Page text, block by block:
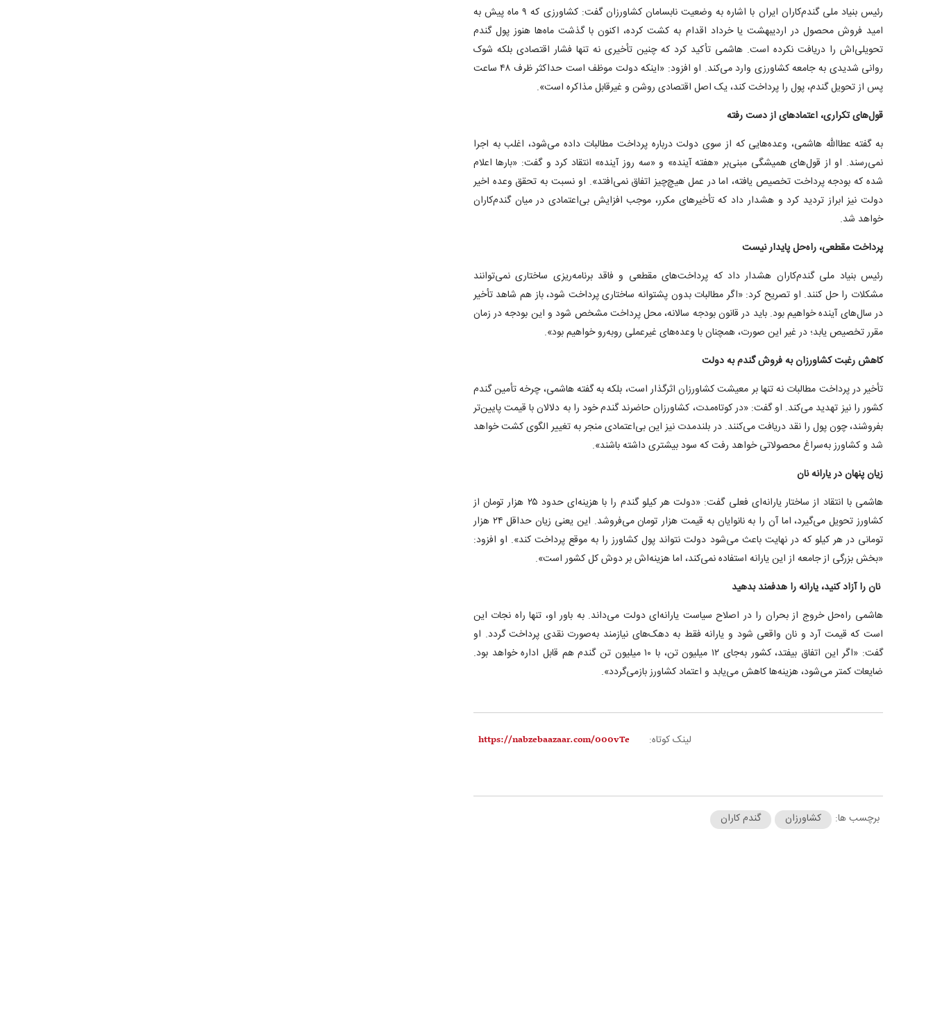
رئیس بنیاد ملی گندم‌کاران ایران با اشاره به وضعیت نابسامان کشاورزان گفت: کشاورزی که ۹ ماه پیش به
امید فروش محصول در اردیبهشت یا خرداد اقدام به کشت کرده، اکنون با گذشت ماه‌ها هنوز پول گندم
تحویلی‌اش را دریافت نکرده است. هاشمی تأکید کرد که چنین تأخیری نه تنها فشار اقتصادی بلکه شوک
روانی شدیدی به جامعه کشاورزی وارد می‌کند. او افزود: «اینکه دولت موظف است حداکثر ظرف ۴۸ ساعت
پس از تحویل گندم، پول را پرداخت کند، یک اصل اقتصادی روشن و غیرقابل مذاکره است».
قول‌های تکراری، اعتماد‌های از دست رفته
به گفته عطاالله هاشمی، وعده‌هایی که از سوی دولت درباره پرداخت مطالبات داده می‌شود، اغلب به اجرا
نمی‌رسند. او از قول‌های همیشگی مبنی‌بر «هفته آینده» و «سه روز آینده» انتقاد کرد و گفت: «بار‌ها اعلام
شده که بودجه پرداخت تخصیص یافته، اما در عمل هیچ‌چیز اتفاق نمی‌افتد». او نسبت به تحقق وعده اخیر
دولت نیز ابراز تردید کرد و هشدار داد که تأخیر‌های مکرر، موجب افزایش بی‌اعتمادی در میان گندم‌کاران
خواهد شد.
پرداخت مقطعی، راه‌حل پایدار نیست
رئیس بنیاد ملی گندم‌کاران هشدار داد که پرداخت‌های مقطعی و فاقد برنامه‌ریزی ساختاری نمی‌توانند
مشکلات را حل کنند. او تصریح کرد: «اگر مطالبات بدون پشتوانه ساختاری پرداخت شود، باز هم شاهد تأخیر
در سال‌های آینده خواهیم بود. باید در قانون بودجه سالانه، محل پرداخت مشخص شود و این بودجه در زمان
مقرر تخصیص یابد؛ در غیر این صورت، همچنان با وعده‌های غیرعملی رو‌به‌رو خواهیم بود».
کاهش رغبت کشاورزان به فروش گندم به دولت
تأخیر در پرداخت مطالبات نه تنها بر معیشت کشاورزان اثرگذار است، بلکه به گفته هاشمی، چرخه تأمین گندم
کشور را نیز تهدید می‌کند. او گفت: «در کوتاه‌مدت، کشاورزان حاضرند گندم خود را به دلالان با قیمت پایین‌تر
بفروشند، چون پول را نقد دریافت می‌کنند. در بلندمدت نیز این بی‌اعتمادی منجر به تغییر الگوی کشت خواهد
شد و کشاورز به‌سراغ محصولاتی خواهد رفت که سود بیشتری داشته باشند».
زیان پنهان در یارانه نان
هاشمی با انتقاد از ساختار یارانه‌ای فعلی گفت: «دولت هر کیلو گندم را با هزینه‌ای حدود ۲۵ هزار تومان از
کشاورز تحویل می‌گیرد، اما آن را به نانوایان به قیمت هزار تومان می‌فروشد. این یعنی زیان حداقل ۲۴ هزار
تومانی در هر کیلو که در نهایت باعث می‌شود دولت نتواند پول کشاورز را به موقع پرداخت کند». او افزود:
«بخش بزرگی از جامعه از این یارانه استفاده نمی‌کند، اما هزینه‌اش بر دوش کل کشور است».
نان را آزاد کنید، یارانه را هدفمند بدهید
هاشمی راه‌حل خروج از بحران را در اصلاح سیاست یارانه‌ای دولت می‌داند. به باور او، تنها راه نجات این
است که قیمت آرد و نان واقعی شود و یارانه فقط به دهک‌های نیازمند به‌صورت نقدی پرداخت گردد. او
گفت: «اگر این اتفاق بیفتد، کشور به‌جای ۱۲ میلیون تن، با ۱۰ میلیون تن گندم هم قابل اداره خواهد بود.
ضایعات کمتر می‌شود، هزینه‌ها کاهش می‌یابد و اعتماد کشاورز بازمی‌گردد».
لینک کوتاه:
برچسب ها: کشاورزان گندم کاران